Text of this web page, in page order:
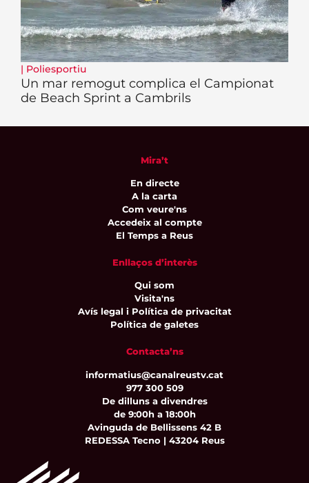
| Poliesportiu
Un mar remogut complica el Campionat
de Beach Sprint a Cambrils
Mira’t
En directe
A la carta
Com veure'ns
Accedeix al compte
El Temps a Reus
Enllaços d’interès
Qui som
Visita'ns
Avís legal i Política de privacitat
Política de galetes
Contacta’ns
informatius@canalreustv.cat
977 300 509
De dilluns a divendres
de 9:00h a 18:00h
Avinguda de Bellissens 42 B
REDESSA Tecno | 43204 Reus